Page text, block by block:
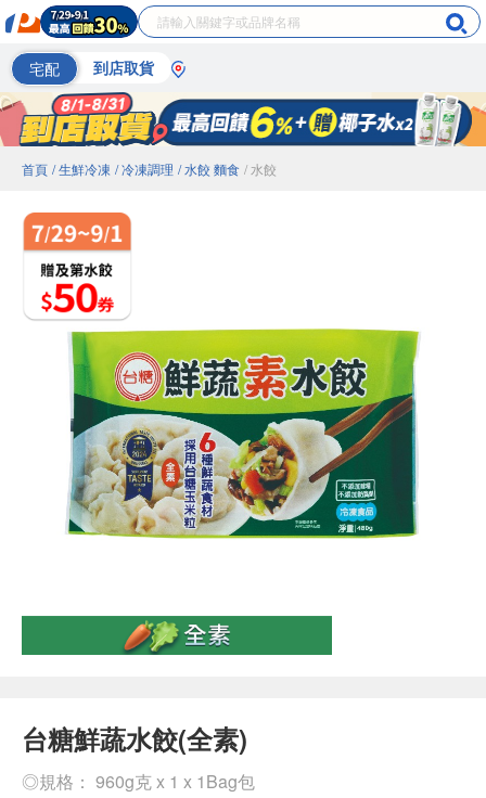
宅配 到店取貨
首頁 / 生鮮冷凍 / 冷凍調理 / 水餃 麵食 / 水餃
台糖鮮蔬水餃(全素)
◎規格： 960g克 x 1 x 1Bag包